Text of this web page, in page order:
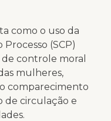
como o uso da
(SCP)
controle moral
mulheres,
comparecimento
de circulação e